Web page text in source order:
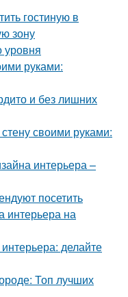
гостиную в
зону
уровня
руками:
и без лишних
своими руками:
интерьера –
посетить
интерьера на
делайте
Топ лучших